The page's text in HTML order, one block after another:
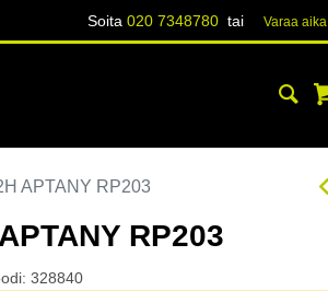
Soita 020 7348780tai Varaa
APTANY RP203
RP203
328840